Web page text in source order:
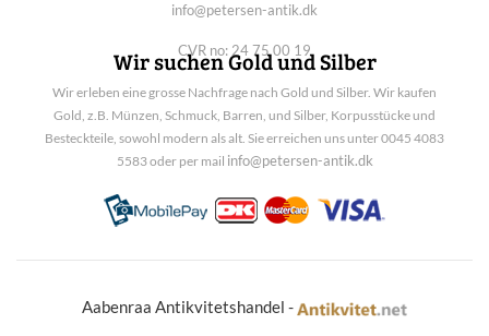
info@petersen-antik.dk
CVR no: 24 75 00 19
Wir suchen Gold und Silber
Wir erleben eine grosse Nachfrage nach Gold und Silber. Wir kaufen
Gold, z.B. Münzen, Schmuck, Barren, und Silber, Korpusstücke und
Besteckteile, sowohl modern als alt. Sie erreichen uns unter 0045 4083
5583 oder per mail info@petersen-antik.dk
Aabenraa Antikvitetshandel -